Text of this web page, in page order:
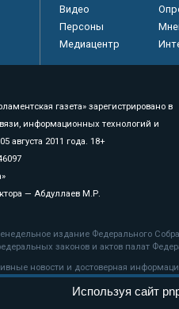
Видео
Персоны
Медиацентр
газета» зарегистрировано в
информационных технологий и
августа 2011 года. 18+
— Абдуллаев М.Р.
издание Федерального
законов и актов палат
новости и достоверная
pnp.ru обязательна.
рекомендательные технологии
Используя сайт